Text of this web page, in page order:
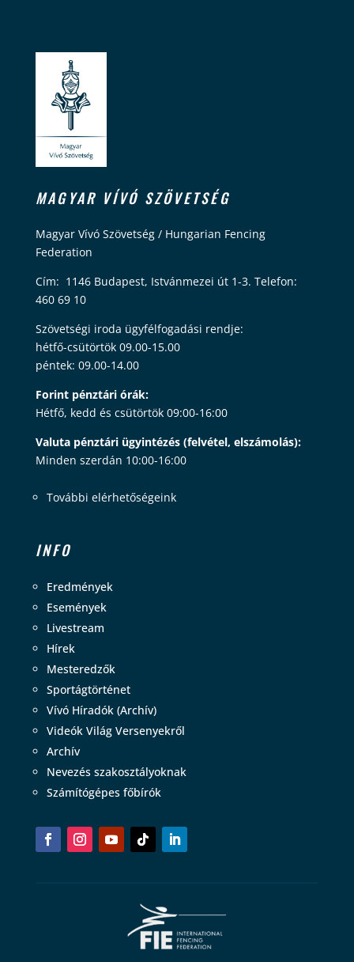
MAGYAR VÍVÓ SZÖVETSÉG
Magyar Vívó Szövetség / Hungarian Fencing
Federation
Cím: 1146 Budapest, Istvánmezei út 1-3. Telefon:
460 69 10
Szövetségi iroda ügyfélfogadási rendje:
hétfő-csütörtök 09.00-15.00
péntek: 09.00-14.00
Forint pénztári órák:
Hétfő, kedd és csütörtök 09:00-16:00
Valuta pénztári ügyintézés (felvétel, elszámolás):
Minden szerdán 10:00-16:00
További elérhetőségeink
INFO
Eredmények
Események
Livestream
Hírek
Mesteredzők
Sportágtörténet
Vívó Híradók (Archív)
Videók Világ Versenyekről
Archív
Nevezés szakosztályoknak
Számítógépes főbírók